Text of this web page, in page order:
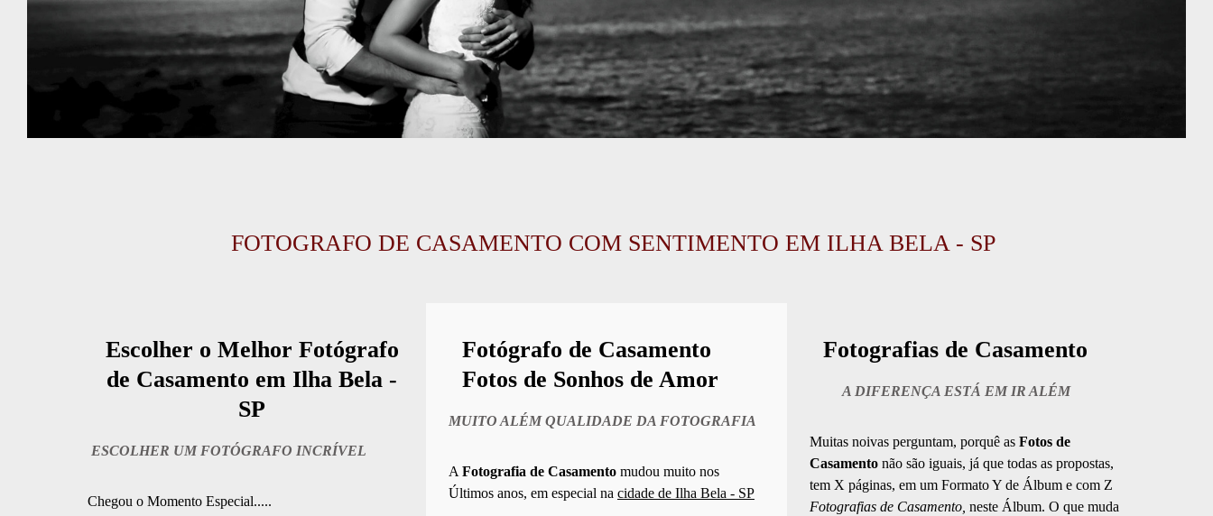
FOTOGRAFO DE CASAMENTO COM SENTIMENTO EM ILHA BELA - SP
Escolher o Melhor Fotógrafo
de Casamento em Ilha Bela -
SP
ESCOLHER UM FOTÓGRAFO INCRÍVEL
Chegou o Momento Especial.....
Fotógrafo de Casamento
Fotos de Sonhos de Amor
MUITO ALÉM QUALIDADE DA FOTOGRAFIA
A Fotografia de Casamentomudou muito nos
Últimos anos, em especial na cidade de Ilha Bela - SP
Fotografias de Casamento
A DIFERENÇA ESTÁ EM IR ALÉM
Muitas noivas perguntam, porquê as Fotos de
Casamentonão são iguais, já que todas as propostas,
tem X páginas, em um Formato Y de Álbum e com Z
Fotografias de Casamento, neste Álbum. O que muda